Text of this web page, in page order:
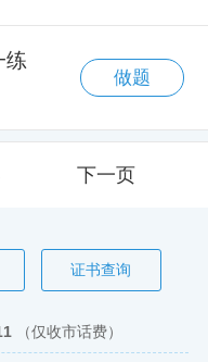
练
做题
下一页
证书查询
（仅收市话费）